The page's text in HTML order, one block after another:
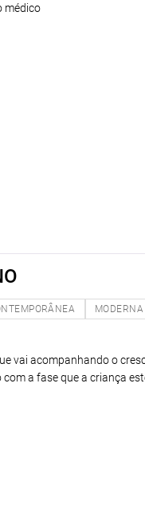
médico
MODERNA
vai acompanhando o
a fase que a criança